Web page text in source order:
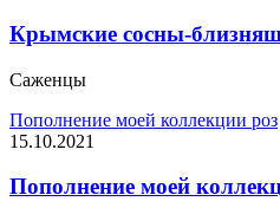
Крымские сосны-
Саженцы
Пополнение моей коллекции роз
15.10.2021
Пополнение моей